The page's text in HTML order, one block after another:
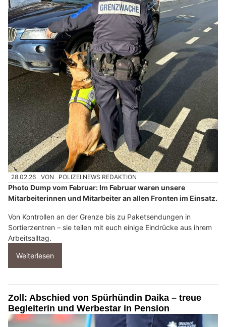
28.02.26 VON POLIZEI.NEWS REDAKTION
Photo Dump vom Februar: Im Februar waren unsere
Mitarbeiterinnen und Mitarbeiter an allen Fronten im Einsatz.
Von Kontrollen an der Grenze bis zu Paketsendungen in
Sortierzentren – sie teilen mit euch einige Eindrücke aus ihrem
Arbeitsalltag.
Weiterlesen
Zoll: Abschied von Spürhündin Daika – treue
Begleiterin und Werbestar in Pension